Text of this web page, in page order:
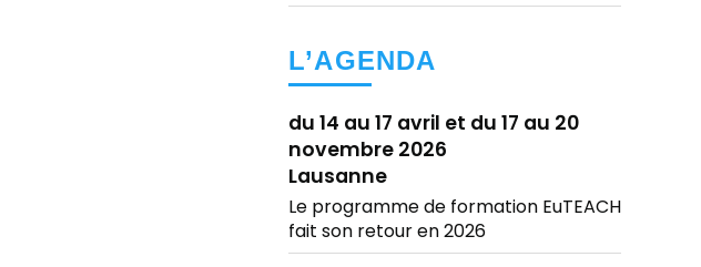
L’AGENDA
du 14 au 17 avril et du 17 au 20
novembre 2026
Lausanne
Le programme de formation EuTEACH
fait son retour en 2026